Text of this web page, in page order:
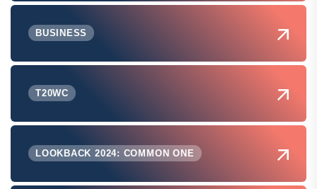
BUSINESS
T20WC
LOOKBACK 2024: COMMON ONE